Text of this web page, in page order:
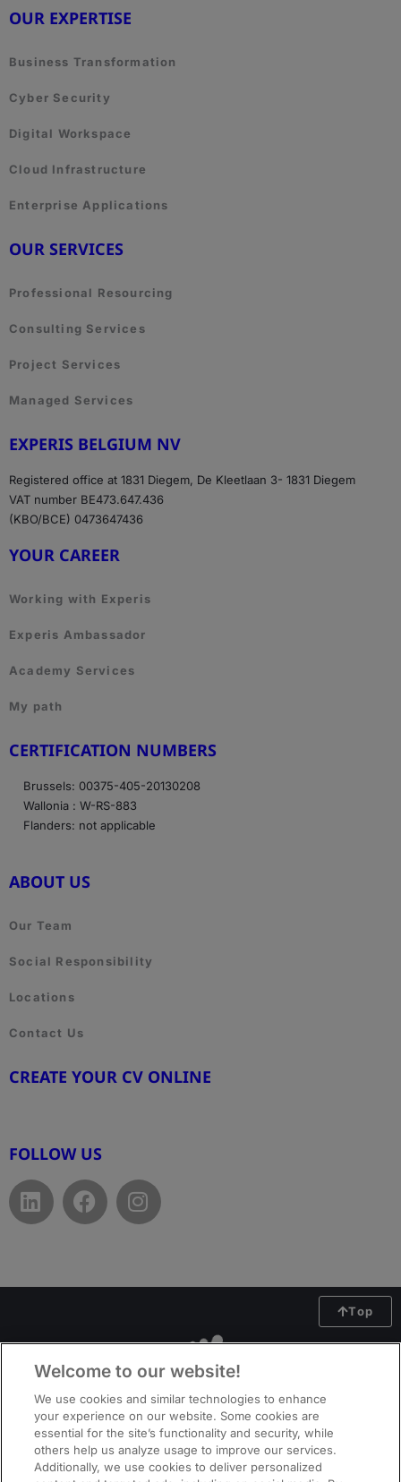
OUR EXPERTISE
Business Transformation
Cyber Security
Digital Workspace
Cloud Infrastructure
Enterprise Applications
OUR SERVICES
Professional Resourcing
Consulting Services
Project Services
Managed Services
EXPERIS BELGIUM NV
Registered office at 1831 Diegem, De Kleetlaan 3- 1831 Diegem
VAT number BE473.647.436
(KBO/BCE) 0473647436
YOUR CAREER
Working with Experis
Experis Ambassador
Academy Services
My path
CERTIFICATION NUMBERS
Brussels: 00375-405-20130208
Wallonia : W-RS-883
Flanders: not applicable
ABOUT US
Our Team
Social Responsibility
Locations
Contact Us
CREATE YOUR CV ONLINE
FOLLOW US
Top
Welcome to our website!
We use cookies and similar technologies to enhance
your experience on our website. Some cookies are
essential for the site’s functionality and security, while
others help us analyze usage to improve our services.
Additionally, we use cookies to deliver personalized